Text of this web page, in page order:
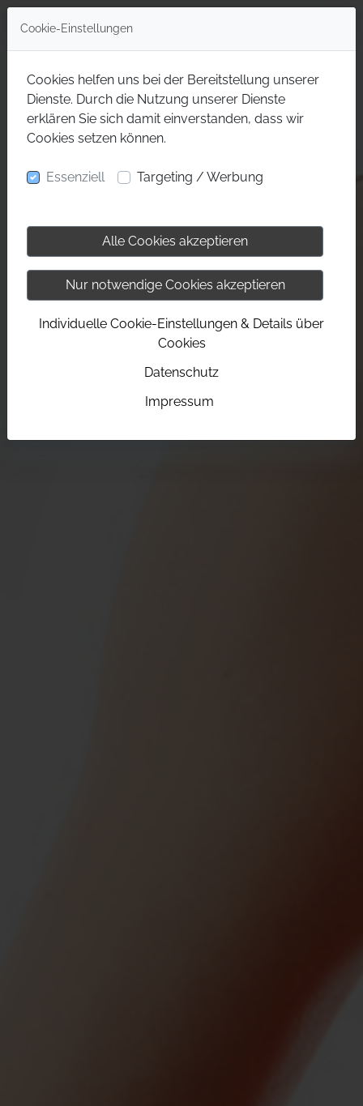
Cookie-Einstellungen
Cookies helfen uns bei der Bereitstellung unserer
Dienste. Durch die Nutzung unserer Dienste
erklären Sie sich damit einverstanden, dass wir
Cookies setzen können.
Essenziell Targeting / Werbung
Alle Cookies akzeptieren
Nur notwendige Cookies akzeptieren
Individuelle Cookie-Einstellungen & Details über
Cookies
Datenschutz
Impressum